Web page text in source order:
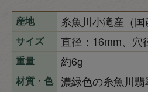
産地 糸魚川小滝産（国
サイズ 直径：16mm、穴
重量 約6g
材質・色 濃緑色の糸魚川翡